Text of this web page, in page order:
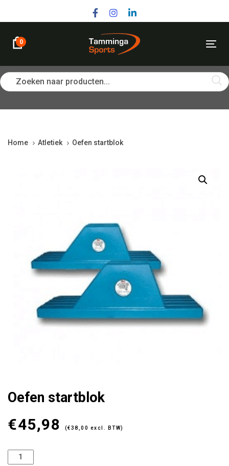
navigation
content
0
Zoeken naar producten...
Home Atletiek Oefen startblok
Oefen startblok
€45,98 (€38,00 excl. BTW)